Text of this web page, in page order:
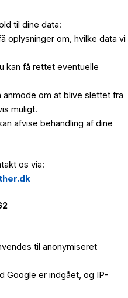
til dine data:
oplysninger om, hvilke data vi
kan få rettet eventuelle
anmode om at blive slettet fra
muligt.
afvise behandling af dine
os via:
til anonymiseret
Google er indgået, og IP-